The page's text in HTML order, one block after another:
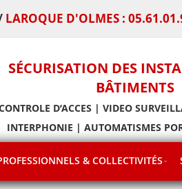
LAROQUE D'OLMES :
SÉCURISATION DES
BÂTIMENTS
D’ACCES | VIDEO
INTERPHONIE | AUTOMATISMES
& COLLECTIVITÉS